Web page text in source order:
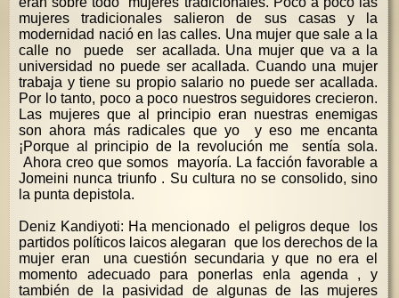
mujeres tradicionales salieron de sus casas y la
modernidad nació en las calles. Una mujer que sale a la
calle no puede ser acallada. Una mujer que va a la
universidad no puede ser acallada. Cuando una mujer
trabaja y tiene su propio salario no puede ser acallada.
Por lo tanto, poco a poco nuestros seguidores crecieron.
Las mujeres que al principio eran nuestras enemigas
son ahora más radicales que yo y eso me encanta
¡Porque al principio de la revolución me sentía sola.
Ahora creo que somos mayoría. La facción favorable a
Jomeini nunca triunfo . Su cultura no se consolido, sino
la punta depistola.
Deniz Kandiyoti: Ha mencionado el peligros deque los
partidos políticos laicos alegaran que los derechos de la
mujer eran una cuestión secundaria y que no era el
momento adecuado para ponerlas enla agenda , y
también de la pasividad de algunas de las mujeres